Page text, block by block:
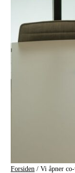
Forsiden / Vi åpner